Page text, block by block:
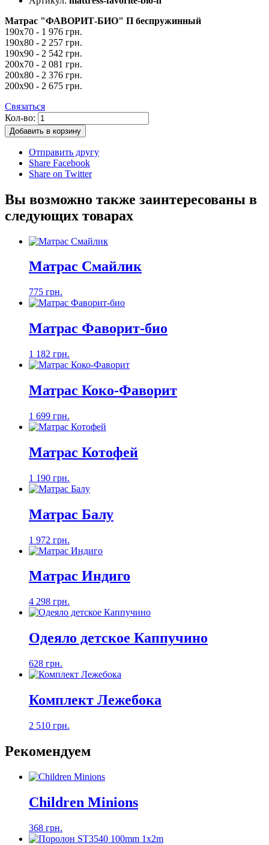
Матрас "ФАВОРИТ-БИО" П беспружинный
190х70 - 1 976 грн.
190х80 - 2 257 грн.
190х90 - 2 542 грн.
200х70 - 2 081 грн.
200х80 - 2 376 грн.
200х90 - 2 675 грн.
Связаться
Кол-во:
Добавить в корзину
Отправить другу
Share Facebook
Share on Twitter
Вы возможно также заинтересованы в
следующих товарах
Матрас Смайлик
775 грн.
Матрас Фаворит-био
1 182 грн.
Матрас Коко-Фаворит
1 699 грн.
Матрас Котофей
1 190 грн.
Матрас Балу
1 972 грн.
Матрас Индиго
4 298 грн.
Одеяло детское Каппучино
628 грн.
Комплект Лежебока
2 510 грн.
Рекомендуем
Children Minions
368 грн.